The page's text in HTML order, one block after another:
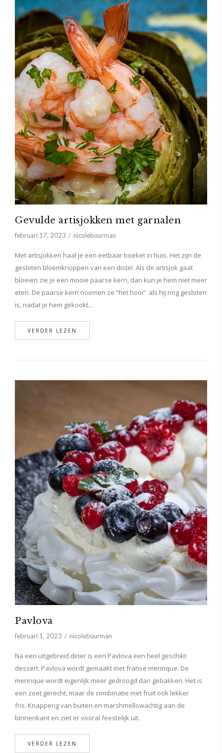
Gevulde artisjokken met garnalen
februari 17, 2023 nicolebuurman
Met artisjokken haal je een eetbaar boeket in huis. Het zijn de
gesloten bloemknoppen van een distel. Als de artisjok gaat
bloeien zie je een mooie paarse kern, dan kun je hem niet meer
eten. De paarse kern noemen ze “het hooi” als hij nog gesloten
is, nadat je hem gekookt…
VERDER LEZEN
Pavlova
februari 1, 2023 nicolebuurman
Na een uitgebreid diner is een Pavlova een heel geschikt
dessert. Pavlova wordt gemaakt met franse merinque. De
merinque wordt eigenlijk meer gedroogd dan gebakken. Het is
een zoet gerecht, maar de combinatie met fruit ook lekker
fris. Knapperig van buiten en marshmellowachtig aan de
binnenkant en ziet er vooral feestelijk uit.
VERDER LEZEN